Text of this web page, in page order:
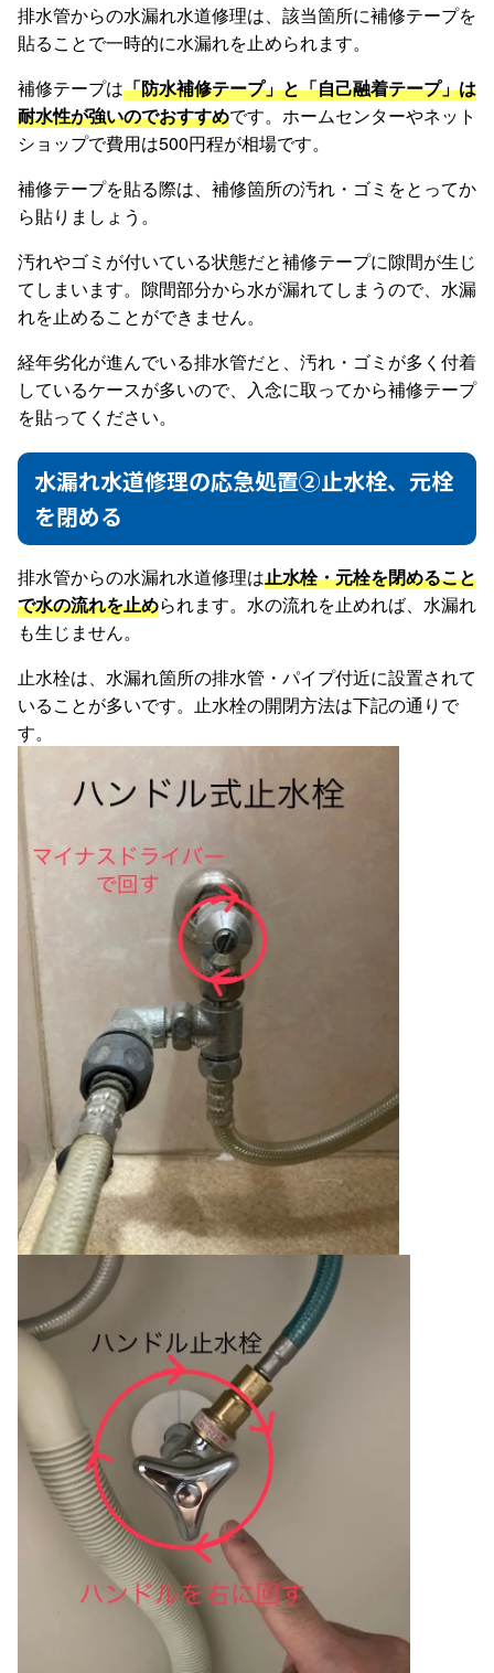
排水管からの水漏れ水道修理は、該当箇所に補修テープを
貼ることで一時的に水漏れを止められます。
補修テープは「防水補修テープ」と「自己融着テープ」は
耐水性が強いのでおすすめです。ホームセンターやネット
ショップで費用は500円程が相場です。
補修テープを貼る際は、補修箇所の汚れ・ゴミをとってか
ら貼りましょう。
汚れやゴミが付いている状態だと補修テープに隙間が生じ
てしまいます。隙間部分から水が漏れてしまうので、水漏
れを止めることができません。
経年劣化が進んでいる排水管だと、汚れ・ゴミが多く付着
しているケースが多いので、入念に取ってから補修テープ
を貼ってください。
水漏れ水道修理の応急処置②止水栓、元栓
を閉める
排水管からの水漏れ水道修理は止水栓・元栓を閉めること
で水の流れを止められます。水の流れを止めれば、水漏れ
も生じません。
止水栓は、水漏れ箇所の排水管・パイプ付近に設置されて
いることが多いです。止水栓の開閉方法は下記の通りで
す。